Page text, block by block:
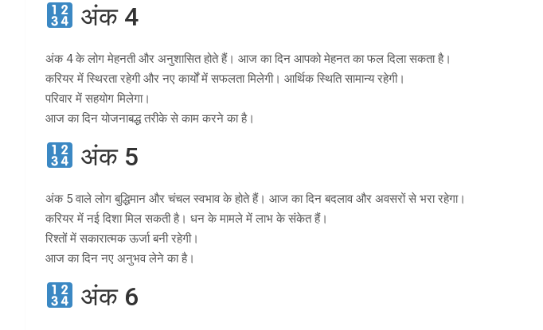
अंक 4
अंक 4 के लोग मेहनती और अनुशासित होते हैं। आज का दिन आपको मेहनत का फल दिला सकता है।
करियर में स्थिरता रहेगी और नए कार्यों में सफलता मिलेगी। आर्थिक स्थिति सामान्य रहेगी।
परिवार में सहयोग मिलेगा।
आज का दिन योजनाबद्ध तरीके से काम करने का है।
अंक 5
अंक 5 वाले लोग बुद्धिमान और चंचल स्वभाव के होते हैं। आज का दिन बदलाव और अवसरों से भरा रहेगा।
करियर में नई दिशा मिल सकती है। धन के मामले में लाभ के संकेत हैं।
रिश्तों में सकारात्मक ऊर्जा बनी रहेगी।
आज का दिन नए अनुभव लेने का है।
अंक 6